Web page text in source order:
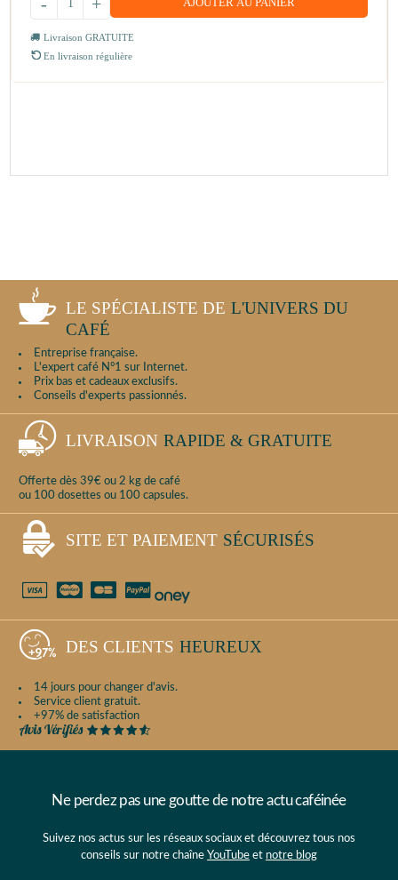
Livraison GRATUITE
En livraison régulière
LE SPÉCIALISTE DE L'UNIVERS DU
CAFÉ
Entreprise française.
L'expert café N°1 sur Internet.
Prix bas et cadeaux exclusifs.
Conseils d'experts passionnés.
LIVRAISON RAPIDE & GRATUITE
Offerte dès 39€ ou 2 kg de café
ou 100 dosettes ou 100 capsules.
SITE ET PAIEMENT SÉCURISÉS
DES CLIENTS HEUREUX
14 jours pour changer d'avis.
Service client gratuit.
+97% de satisfaction
Ne perdez pas une goutte de notre actu caféinée
Suivez nos actus sur les réseaux sociaux et découvrez tous nos
conseils sur notre chaîne YouTube et notre blog